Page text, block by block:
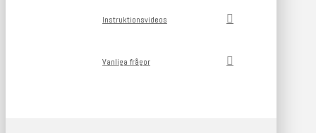
Instruktionsvideos
Vanliga frågor